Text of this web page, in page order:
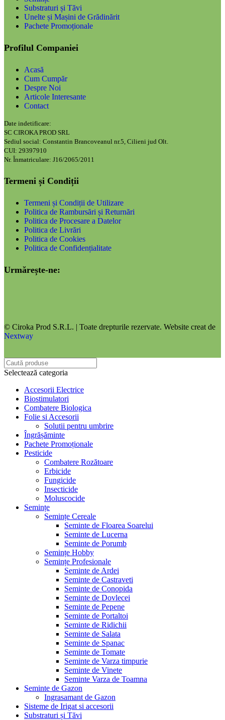
Substraturi și Tăvi
Unelte și Mașini de Grădinărit
Pachete Promoționale
Profilul Companiei
Acasă
Cum Cumpăr
Despre Noi
Articole Interesante
Contact
Date indetificare:
SC CIROKA PROD SRL
Sediul social: Constantin Brancoveanul nr.5, Cilieni jud Olt.
CUI: 29397910
Nr. Înmatriculare: J16/2065/2011
Termeni și Condiții
Termeni și Condiții de Utilizare
Politica de Rambursări și Returnări
Politica de Procesare a Datelor
Politica de Livrări
Politica de Cookies
Politica de Confidențialitate
Urmărește-ne:
© Ciroka Prod S.R.L. | Toate drepturile rezervate. Website creat de
Nextway
Selectează categoria
Accesorii Electrice
Biostimulatori
Combatere Biologica
Folie si Accesorii
Solutii pentru umbrire
Îngrășăminte
Pachete Promoționale
Pesticide
Combatere Rozătoare
Erbicide
Fungicide
Insecticide
Moluscocide
Semințe
Semințe Cereale
Seminte de Floarea Soarelui
Seminte de Lucerna
Seminte de Porumb
Semințe Hobby
Semințe Profesionale
Seminte de Ardei
Seminte de Castraveti
Seminte de Conopida
Seminte de Dovlecei
Seminte de Pepene
Seminte de Portaltoi
Seminte de Ridichii
Seminte de Salata
Seminte de Spanac
Seminte de Tomate
Seminte de Varza timpurie
Seminte de Vinete
Seminte Varza de Toamna
Seminte de Gazon
Ingrasamant de Gazon
Sisteme de Irigat si accesorii
Substraturi și Tăvi